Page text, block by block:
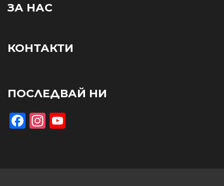
ЗА НАС
КОНТАКТИ
ПОСЛЕДВАЙ НИ
Facebook
Instagram